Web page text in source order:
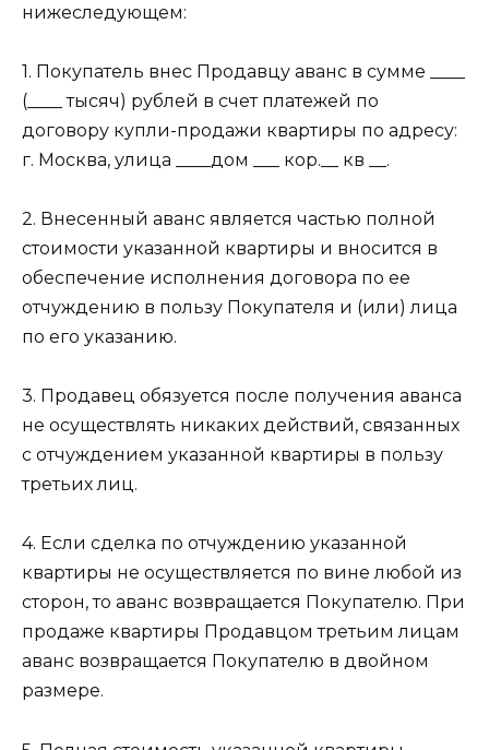
нижеследующем:
1. Покупатель внес Продавцу аванс в сумме ____
(____ тысяч) рублей в счет платежей по
договору купли-продажи квартиры по адресу:
г. Москва, улица ____дом ___ кор.__ кв __.
2. Внесенный аванс является частью полной
стоимости указанной квартиры и вносится в
обеспечение исполнения договора по ее
отчуждению в пользу Покупателя и (или) лица
по его указанию.
3. Продавец обязуется после получения аванса
не осуществлять никаких действий, связанных
с отчуждением указанной квартиры в пользу
третьих лиц.
4. Если сделка по отчуждению указанной
квартиры не осуществляется по вине любой из
сторон, то аванс возвращается Покупателю. При
продаже квартиры Продавцом третьим лицам
аванс возвращается Покупателю в двойном
размере.